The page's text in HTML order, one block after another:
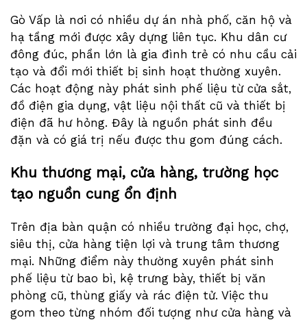
Gò Vấp là nơi có nhiều dự án nhà phố, căn hộ và
hạ tầng mới được xây dựng liên tục. Khu dân cư
đông đúc, phần lớn là gia đình trẻ có nhu cầu cải
tạo và đổi mới thiết bị sinh hoạt thường xuyên.
Các hoạt động này phát sinh phế liệu từ cửa sắt,
đồ điện gia dụng, vật liệu nội thất cũ và thiết bị
điện đã hư hỏng. Đây là nguồn phát sinh đều
đặn và có giá trị nếu được thu gom đúng cách.
Khu thương mại, cửa hàng, trường học
tạo nguồn cung ổn định
Trên địa bàn quận có nhiều trường đại học, chợ,
siêu thị, cửa hàng tiện lợi và trung tâm thương
mại. Những điểm này thường xuyên phát sinh
phế liệu từ bao bì, kệ trưng bày, thiết bị văn
phòng cũ, thùng giấy và rác điện tử. Việc thu
gom theo từng nhóm đối tượng như cửa hàng và